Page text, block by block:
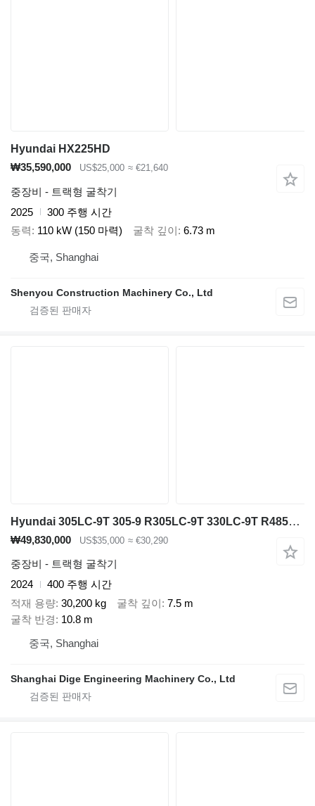
Hyundai HX225HD
₩35,590,000
US$25,000 ≈ €21,640
중장비 - 트랙형 굴착기
2025
300 주행 시간
동력
110 kW (150 마력) 굴착 깊이 6.73 m
중국, Shanghai
Shenyou Construction Machinery Co., Ltd
Hyundai 305LC-9T 305-9 R305LC-9T 330LC-9T R485L HX220 HX220HD 220LC-9S
₩49,830,000 US$35,000 ≈ €30,290
중장비 - 트랙형 굴착기
2024
400 주행 시간
적재 용량 30,200 kg 굴착 깊이 7.5 m
굴착 반경
10.8 m
중국, Shanghai
Shanghai Dige Engineering Machinery Co., Ltd